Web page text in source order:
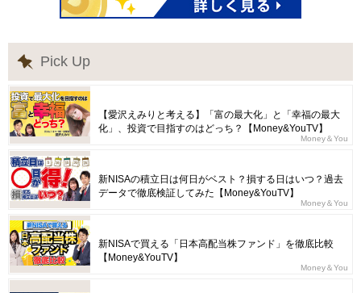
Pick Up
【愛沢えみりと考える】「富の最大化」と「幸福の最大
化」、投資で目指すのはどっち？【Money&YouTV】
Money＆You
新NISAの積立日は何日がベスト？損する日はいつ？過去
データで徹底検証してみた【Money&YouTV】
Money＆You
新NISAで買える「日本高配当株ファンド」を徹底比較
【Money&YouTV】
Money＆You